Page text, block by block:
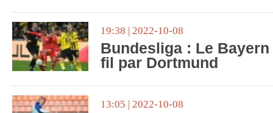
19:38 | 2022-10-08
Bundesliga : Le
fil par Dortmund
13:05 | 2022-10-08